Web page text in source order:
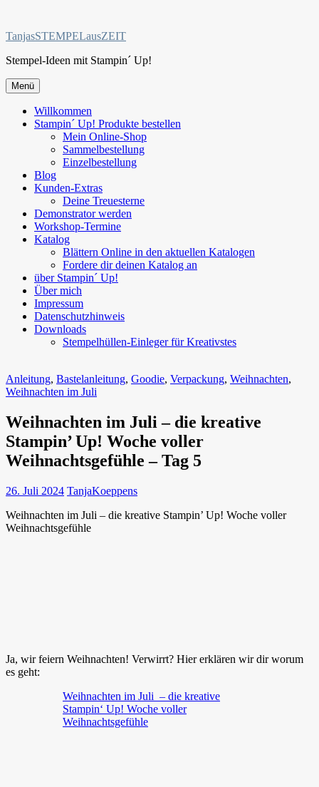
springen
TanjasSTEMPELausZEIT
Stempel-Ideen mit Stampin´ Up!
Menü
Willkommen
Stampin´ Up! Produkte bestellen
Mein Online-Shop
Sammelbestellung
Einzelbestellung
Blog
Kunden-Extras
Deine Treuesterne
Demonstrator werden
Workshop-Termine
Katalog
Blättern Online in den aktuellen Katalogen
Fordere dir deinen Katalog an
über Stampin´ Up!
Über mich
Impressum
Datenschutzhinweis
Downloads
Stempelhüllen-Einleger für Kreativstes
Anleitung, Bastelanleitung, Goodie, Verpackung, Weihnachten,
Weihnachten im Juli
Weihnachten im Juli – die kreative
Stampin’ Up! Woche voller
Weihnachtsgefühle – Tag 5
26. Juli 2024 TanjaKoeppens
Weihnachten im Juli – die kreative Stampin’ Up! Woche voller
Weihnachtsgefühle
Ja, wir feiern Weihnachten! Verwirrt? Hier erklären wir dir worum
es geht:
Weihnachten im Juli – die kreative
Stampin‘ Up! Woche voller
Weihnachtsgefühle